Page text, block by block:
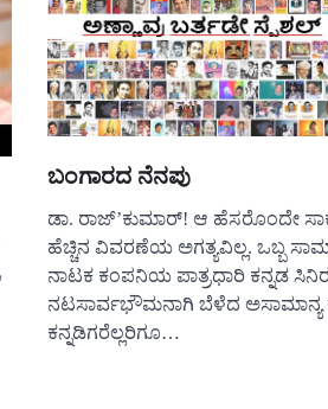
ಬಂಗಾರದ ನೆನಪು
ಡಾ. ರಾಜ್’ಕುಮಾರ್! ಆ ಹೆಸರೊಂದೇ
ಹೆಚ್ಚಿನ ವಿವರಣೆಯ‌ ಅಗತ್ಯವಿಲ್ಲ. ಒಬ್ಬ
ನಾಟಕ ಕಂಪನಿಯ ಪಾತ್ರಧಾರಿ ಕನ್ನಡ
ನಟಸಾರ್ವಭೌಮನಾಗಿ ಬೆಳೆದ ಅಸಾಮಾನ್ಯ
ಕನ್ನಡಿಗರೆಲ್ಲರಿಗೂ…